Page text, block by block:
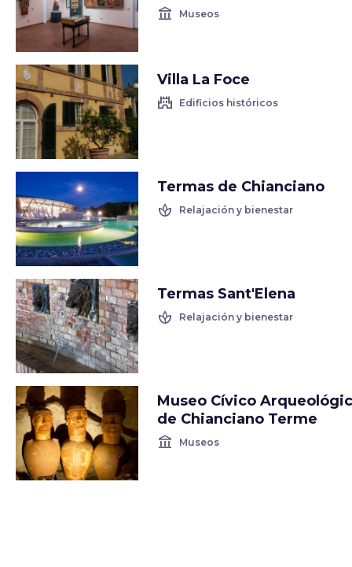
account_balance Museos
Villa La Foce
castle Edificios históricos
Termas de Chianciano
spa Relajación y bienestar
Termas Sant'Elena
spa Relajación y bienestar
Museo Cívico
de Chianciano Terme
account_balance Museos